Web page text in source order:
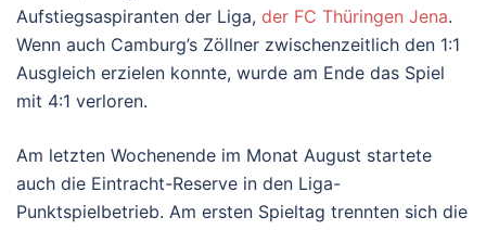
Aufstiegsaspiranten der Liga, der FC Thüringen Jena.
Wenn auch Camburg’s Zöllner zwischenzeitlich den 1:1
Ausgleich erzielen konnte, wurde am Ende das Spiel
mit 4:1 verloren.
Am letzten Wochenende im Monat August startete
auch die Eintracht-Reserve in den Liga-
Punktspielbetrieb. Am ersten Spieltag trennten sich die